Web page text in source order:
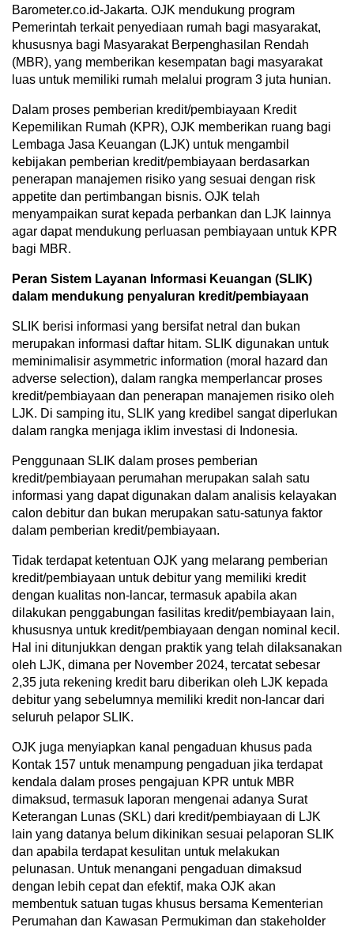
Barometer.co.id-Jakarta. OJK mendukung program
Pemerintah terkait penyediaan rumah bagi masyarakat,
khususnya bagi Masyarakat Berpenghasilan Rendah
(MBR), yang memberikan kesempatan bagi masyarakat
luas untuk memiliki rumah melalui program 3 juta hunian.
Dalam proses pemberian kredit/pembiayaan Kredit
Kepemilikan Rumah (KPR), OJK memberikan ruang bagi
Lembaga Jasa Keuangan (LJK) untuk mengambil
kebijakan pemberian kredit/pembiayaan berdasarkan
penerapan manajemen risiko yang sesuai dengan risk
appetite dan pertimbangan bisnis. OJK telah
menyampaikan surat kepada perbankan dan LJK lainnya
agar dapat mendukung perluasan pembiayaan untuk KPR
bagi MBR.
Peran Sistem Layanan Informasi Keuangan (SLIK)
dalam mendukung penyaluran kredit/pembiayaan
SLIK berisi informasi yang bersifat netral dan bukan
merupakan informasi daftar hitam. SLIK digunakan untuk
meminimalisir asymmetric information (moral hazard dan
adverse selection), dalam rangka memperlancar proses
kredit/pembiayaan dan penerapan manajemen risiko oleh
LJK. Di samping itu, SLIK yang kredibel sangat diperlukan
dalam rangka menjaga iklim investasi di Indonesia.
Penggunaan SLIK dalam proses pemberian
kredit/pembiayaan perumahan merupakan salah satu
informasi yang dapat digunakan dalam analisis kelayakan
calon debitur dan bukan merupakan satu-satunya faktor
dalam pemberian kredit/pembiayaan.
Tidak terdapat ketentuan OJK yang melarang pemberian
kredit/pembiayaan untuk debitur yang memiliki kredit
dengan kualitas non-lancar, termasuk apabila akan
dilakukan penggabungan fasilitas kredit/pembiayaan lain,
khususnya untuk kredit/pembiayaan dengan nominal kecil.
Hal ini ditunjukkan dengan praktik yang telah dilaksanakan
oleh LJK, dimana per November 2024, tercatat sebesar
2,35 juta rekening kredit baru diberikan oleh LJK kepada
debitur yang sebelumnya memiliki kredit non-lancar dari
seluruh pelapor SLIK.
OJK juga menyiapkan kanal pengaduan khusus pada
Kontak 157 untuk menampung pengaduan jika terdapat
kendala dalam proses pengajuan KPR untuk MBR
dimaksud, termasuk laporan mengenai adanya Surat
Keterangan Lunas (SKL) dari kredit/pembiayaan di LJK
lain yang datanya belum dikinikan sesuai pelaporan SLIK
dan apabila terdapat kesulitan untuk melakukan
pelunasan. Untuk menangani pengaduan dimaksud
dengan lebih cepat dan efektif, maka OJK akan
membentuk satuan tugas khusus bersama Kementerian
Perumahan dan Kawasan Permukiman dan stakeholder